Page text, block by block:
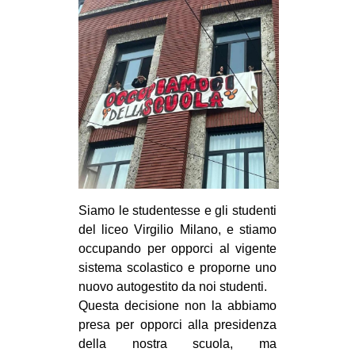
MIGRAZIONI
PRECARIATO
REPRESSIONE
STUDENTI
CULTURE
ARTE
CINEMA
MUSICA
RECENSIONI
INTERNAZIONALE
AMERICHE
Siamo le studentesse e gli studenti
del liceo Virgilio Milano, e stiamo
occupando per opporci al vigente
sistema scolastico e proporne uno
nuovo autogestito da noi studenti.
Questa decisione non la abbiamo
presa per opporci alla presidenza
della nostra scuola, ma